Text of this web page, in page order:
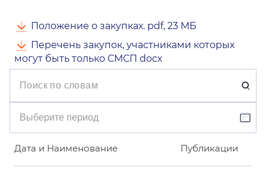
Положение о закупках. pdf, 23 МБ
Перечень закупок, участниками которых
могут быть только СМСП docx
Дата и Наименование Публикации